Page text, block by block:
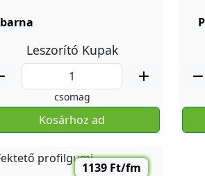
barna
Leszorító Kupak
csomag
Kosárhoz ad
1139 Ft/fm